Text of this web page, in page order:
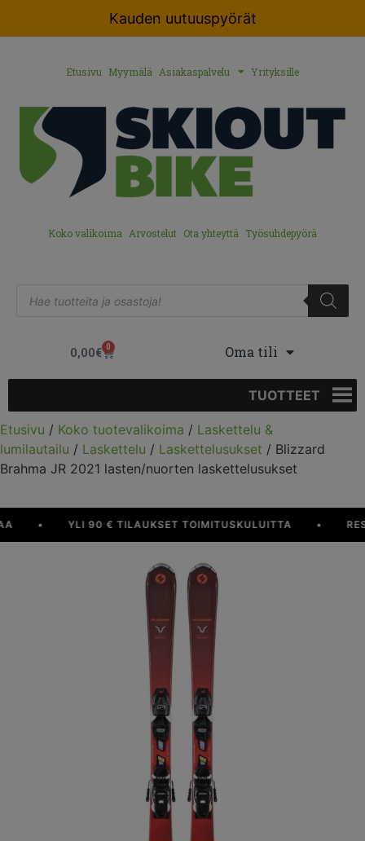
Kauden uutuuspyörät
Etusivu Myymälä Asiakaspalvelu Yrityksille
Koko valikoima Arvostelut Ota yhteyttä Työsuhdepyörä
0,00€ 0 Oma tili
TUOTTEET
Etusivu / Koko tuotevalikoima / Laskettelu &
lumilautailu / Laskettelu / Laskettelusukset / Blizzard
Brahma JR 2021 lasten/nuorten laskettelusukset
YLI 90 € TILAUKSET TOIMITUSKULUITTA